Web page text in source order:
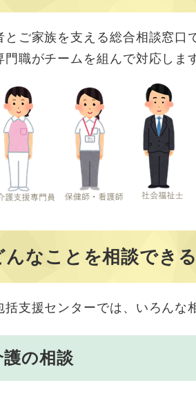
とご家族を支える総合相談窓口
門職がチームを組んで対応しま
んなことを相談でき
括支援センターでは、いろんな
護の相談